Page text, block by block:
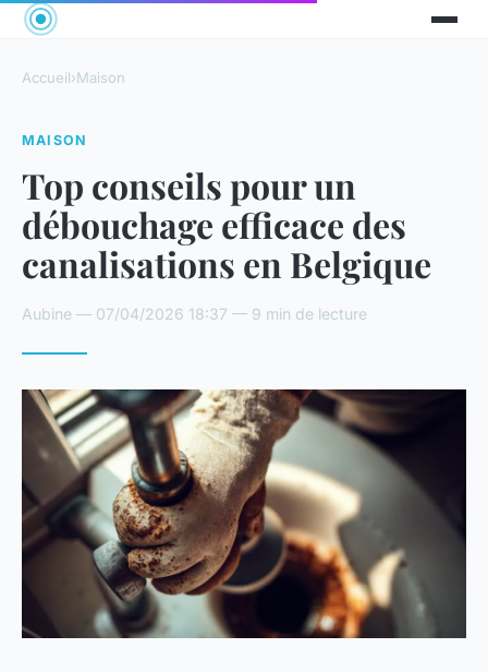
Accueil›Maison
MAISON
Top conseils pour un
débouchage efficace des
canalisations en Belgique
Aubine — 07/04/2026 18:37 — 9 min de lecture